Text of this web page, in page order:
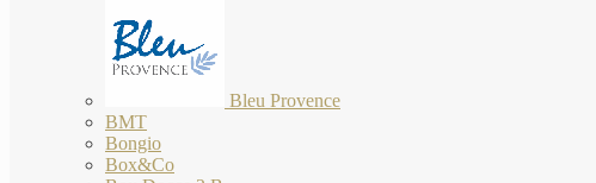
Bleu Provence
BMT
Bongio
Box&Co